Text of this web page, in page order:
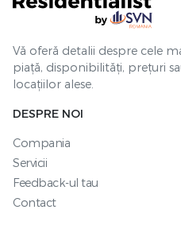
Vă oferă detalii despre cele
piață, disponibilități, prețuri
locațiilor alese.
DESPRE NOI
Compania
Servicii
Feedback-ul tau
Contact